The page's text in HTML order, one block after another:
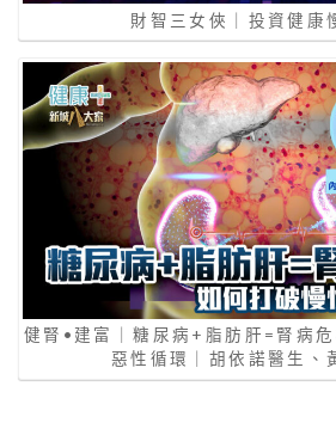
財智三女俠｜投資健康
健腎•建富｜糖尿病+脂肪肝=腎病
惡性循環｜胡依諾醫生、